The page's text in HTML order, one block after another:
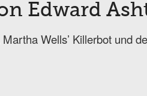
Edward
Wells’ Killerbot und